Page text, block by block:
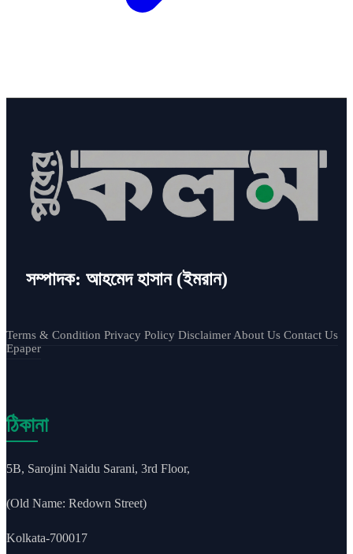
সম্পাদক: আহমেদ হাসান (ইমরান)
Terms & Condition Privacy Policy Disclaimer About Us Contact Us
Epaper
ঠিকানা
5B, Sarojini Naidu Sarani, 3rd Floor,
(Old Name: Redown Street)
Kolkata-700017